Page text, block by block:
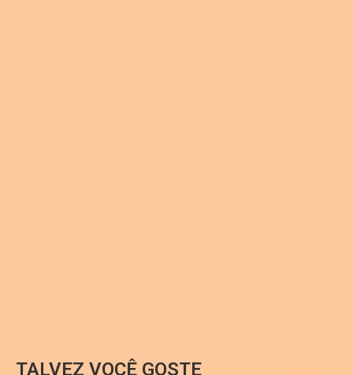
TALVEZ VOCÊ GOSTE